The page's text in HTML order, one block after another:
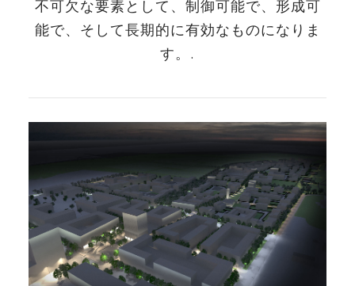
不可欠な要素として、制御可能で、形成可
能で、そして長期的に有効なものになりま
す。.